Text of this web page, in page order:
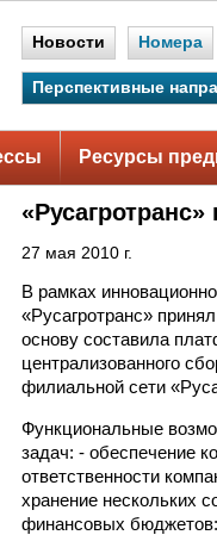
Новости Номера
Перспективные
Ресурсы
27 мая 2010 г.
В рамках
«Русагротранс»
основу составила
централизованного
филиальной сети
Функциональные
задач: - обеспечение
ответственности
хранение нескольких
финансовых